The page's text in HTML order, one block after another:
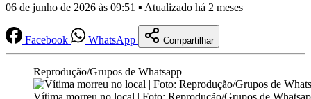
06 de junho de 2026 às 09:51 ▪ Atualizado há 2 meses
Facebook WhatsApp Compartilhar
Reprodução/Grupos de Whatsapp
Vítima morreu no local | Foto: Reprodução/Grupos de